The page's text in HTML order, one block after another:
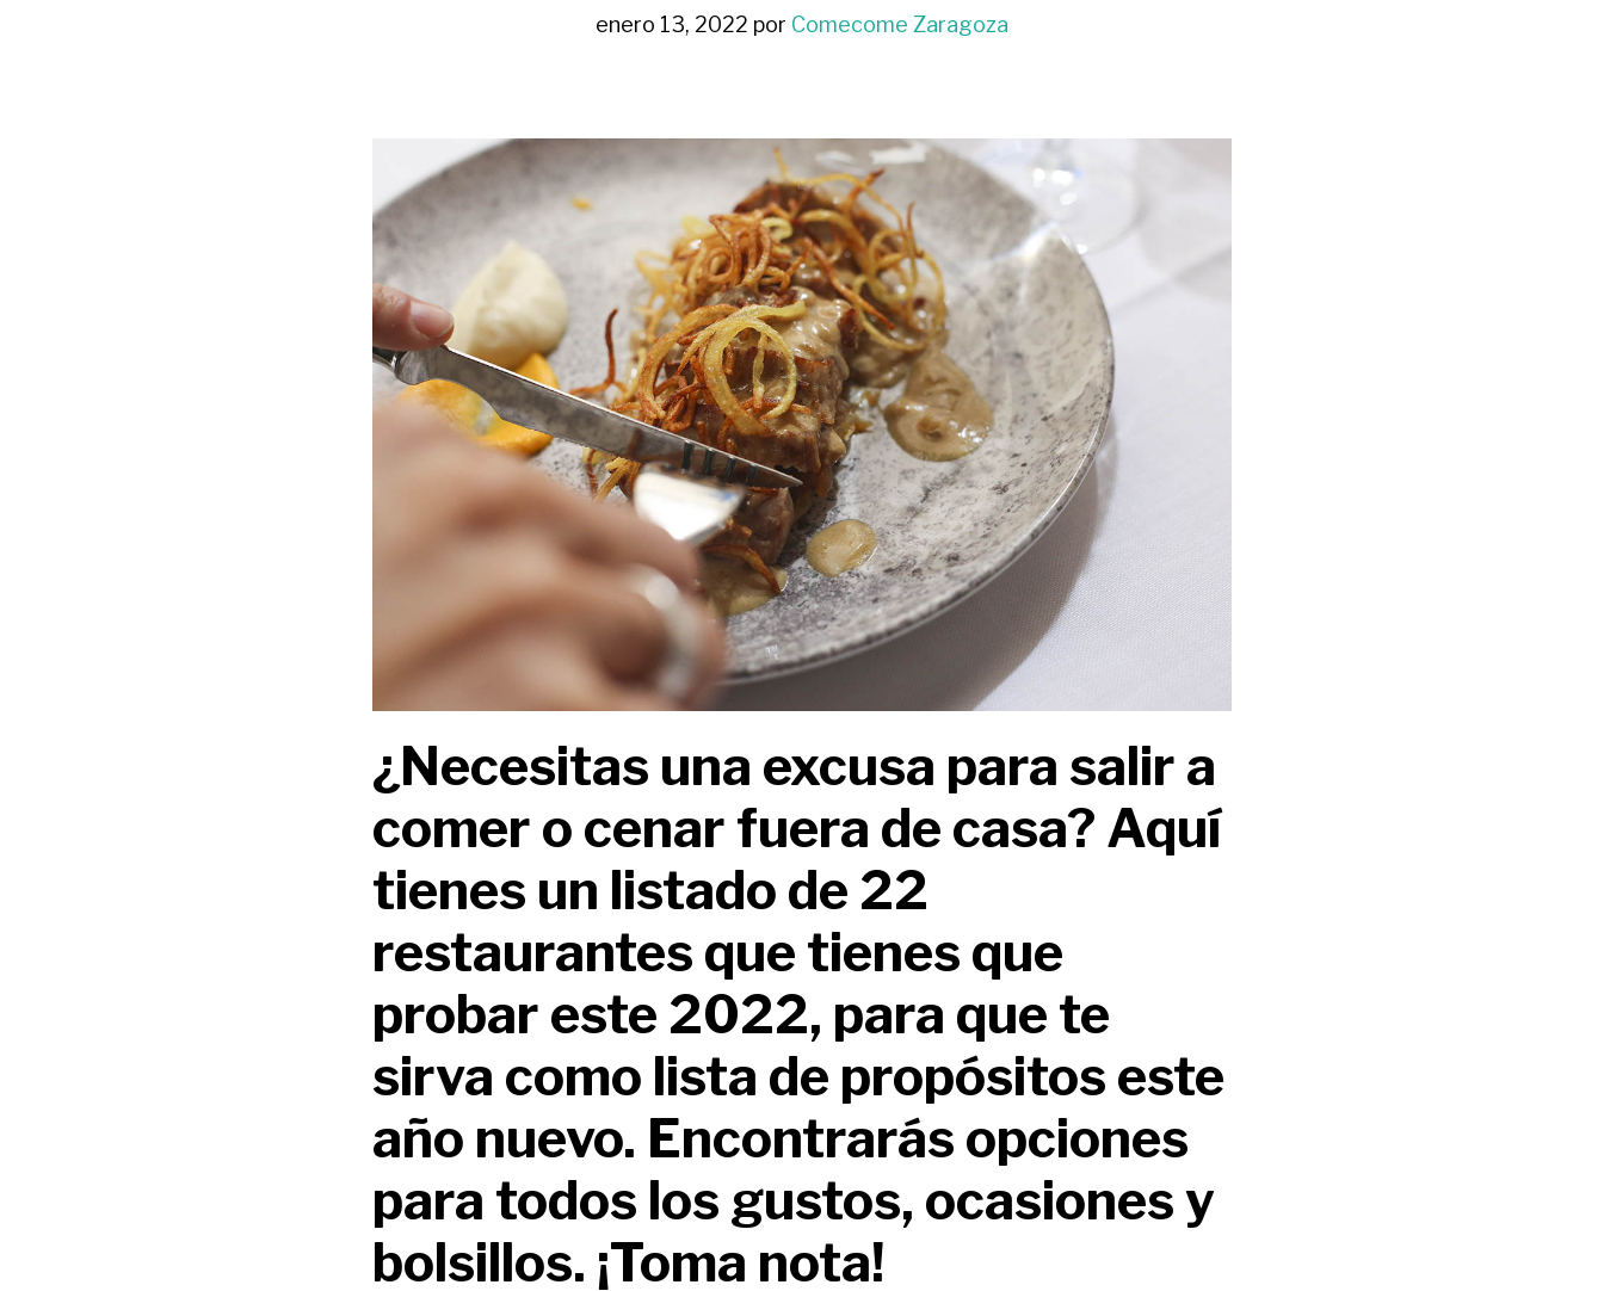
enero 13, 2022 por Comecome Zaragoza
¿Necesitas una excusa para salir a
comer o cenar fuera de casa? Aquí
tienes un listado de 22
restaurantes que tienes que
probar este 2022, para que te
sirva como lista de propósitos este
año nuevo. Encontrarás opciones
para todos los gustos, ocasiones y
bolsillos. ¡Toma nota!